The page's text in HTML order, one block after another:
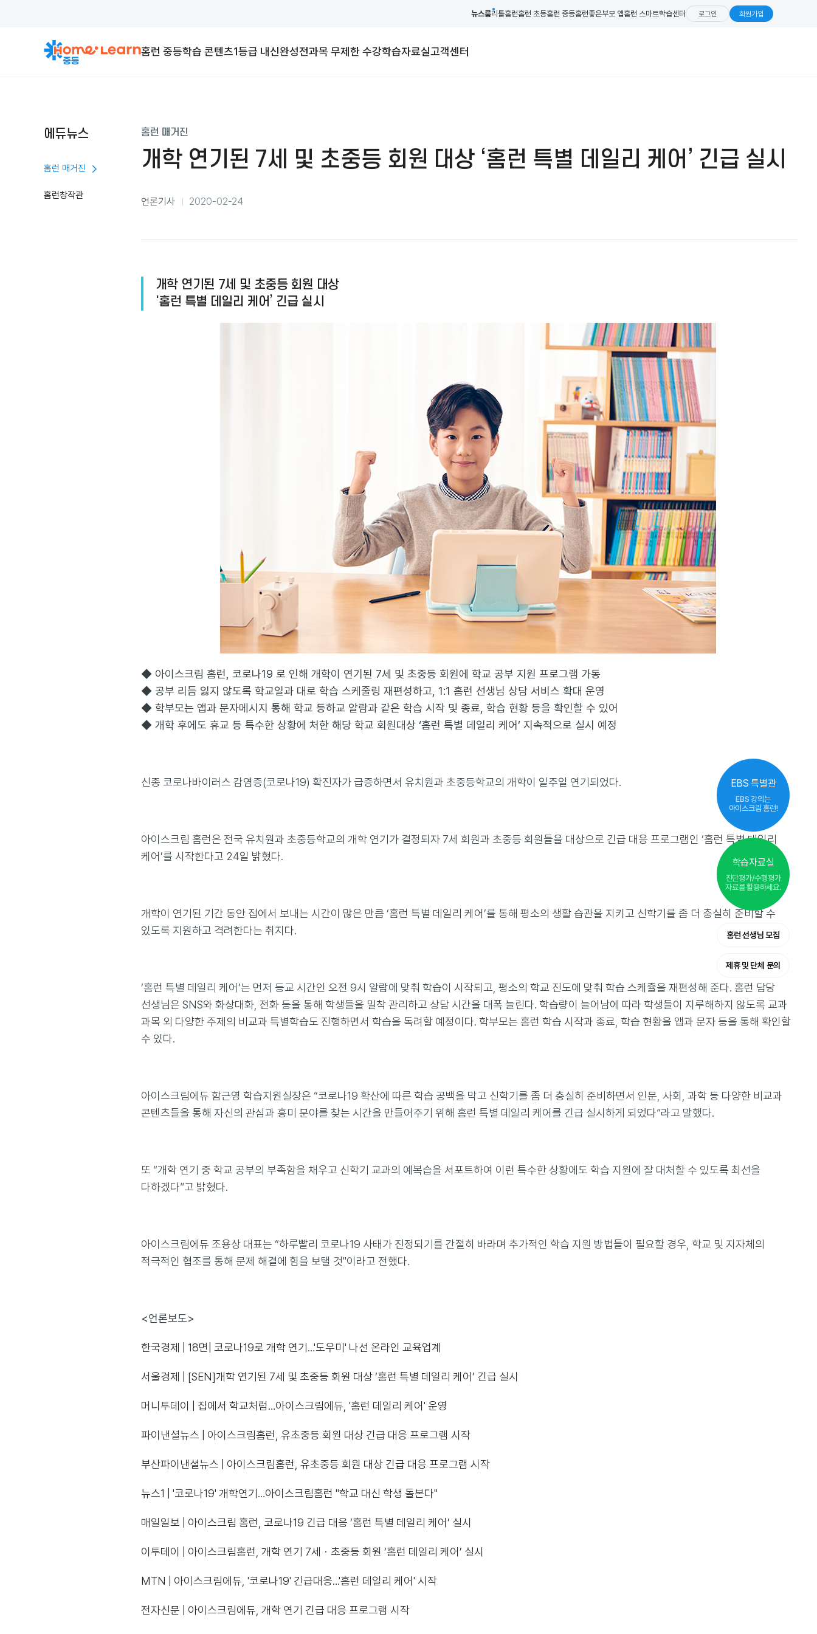
뉴스룸리틀홈런홈런 초등홈런 중등홈런좋은부모 앱홈런 스마트학습센터 로그인 회원가입
홈런 중등학습 콘텐츠1등급 내신완성전과목 무제한 수강학습자료실고객센터
에듀뉴스
홈런 매거진
홈런창작관
홈런 매거진
개학 연기된 7세 및 초중등 회원 대상 ‘홈런 특별 데일리 케어’ 긴급 실시
분
언론기사
2020-02-24
개학 연기된 7세 및 초중등 회원 대상
‘홈런 특별 데일리 케어’ 긴급 실시
◆ 아이스크림 홈런, 코로나19 로 인해 개학이 연기된 7세 및 초중등 회원에 학교 공부 지원 프로그램 가동
◆ 공부 리듬 잃지 않도록 학교일과 대로 학습 스케줄링 재편성하고, 1:1 홈런 선생님 상담 서비스 확대 운영
◆ 학부모는 앱과 문자메시지 통해 학교 등하교 알람과 같은 학습 시작 및 종료, 학습 현황 등을 확인할 수 있어
◆ 개학 후에도 휴교 등 특수한 상황에 처한 해당 학교 회원대상 ‘홈런 특별 데일리 케어’ 지속적으로 실시 예정
신종 코로나바이러스 감염증(코로나19) 확진자가 급증하면서 유치원과 초중등학교의 개학이 일주일 연기되었다.
아이스크림 홈런은 전국 유치원과 초중등학교의 개학 연기가 결정되자 7세 회원과 초중등 회원들을 대상으로 긴급 대응 프로그램인 ‘홈런 특별 데일리
케어’를 시작한다고 24일 밝혔다.
개학이 연기된 기간 동안 집에서 보내는 시간이 많은 만큼 ‘홈런 특별 데일리 케어’를 통해 평소의 생활 습관을 지키고 신학기를 좀 더 충실히 준비할 수
있도록 지원하고 격려한다는 취지다.
‘홈런 특별 데일리 케어’는 먼저 등교 시간인 오전 9시 알람에 맞춰 학습이 시작되고, 평소의 학교 진도에 맞춰 학습 스케쥴을 재편성해 준다. 홈런 담당
선생님은 SNS와 화상대화, 전화 등을 통해 학생들을 밀착 관리하고 상담 시간을 대폭 늘린다. 학습량이 늘어남에 따라 학생들이 지루해하지 않도록 교과
과목 외 다양한 주제의 비교과 특별학습도 진행하면서 학습을 독려할 예정이다. 학부모는 홈런 학습 시작과 종료, 학습 현황을 앱과 문자 등을 통해 확인할
수 있다.
아이스크림에듀 함근영 학습지원실장은 “코로나19 확산에 따른 학습 공백을 막고 신학기를 좀 더 충실히 준비하면서 인문, 사회, 과학 등 다양한 비교과
콘텐츠들을 통해 자신의 관심과 흥미 분야를 찾는 시간을 만들어주기 위해 홈런 특별 데일리 케어를 긴급 실시하게 되었다”라고 말했다.
또 “개학 연기 중 학교 공부의 부족함을 채우고 신학기 교과의 예복습을 서포트하여 이런 특수한 상황에도 학습 지원에 잘 대처할 수 있도록 최선을
다하겠다”고 밝혔다.
아이스크림에듀 조용상 대표는 “하루빨리 코로나19 사태가 진정되기를 간절히 바라며 추가적인 학습 지원 방법들이 필요할 경우, 학교 및 지자체의
적극적인 협조를 통해 문제 해결에 힘을 보탤 것"이라고 전했다.
<언론보도>
한국경제 | 18면| 코로나19로 개학 연기…'도우미' 나선 온라인 교육업계
서울경제 | [SEN]개학 연기된 7세 및 초중등 회원 대상 ‘홈런 특별 데일리 케어’ 긴급 실시
머니투데이 | 집에서 학교처럼…아이스크림에듀, '홈런 데일리 케어' 운영
파이낸셜뉴스 | 아이스크림홈런, 유초중등 회원 대상 긴급 대응 프로그램 시작
부산파이낸셜뉴스 | 아이스크림홈런, 유초중등 회원 대상 긴급 대응 프로그램 시작
뉴스1 | '코로나19' 개학연기…아이스크림홈런 "학교 대신 학생 돌본다"
매일일보 | 아이스크림 홈런, 코로나19 긴급 대응 ‘홈런 특별 데일리 케어’ 실시
이투데이 | 아이스크림홈런, 개학 연기 7세ㆍ초중등 회원 ‘홈런 데일리 케어’ 실시
MTN | 아이스크림에듀, '코로나19' 긴급대응…'홈런 데일리 케어' 시작
전자신문 | 아이스크림에듀, 개학 연기 긴급 대응 프로그램 시작
EBS 특별관
EBS 강의는
아이스크림 홈런!
학습자료실
진단평가/수행평가
자료를 활용하세요.
홈런 선생님 모집
제휴 및 단체 문의